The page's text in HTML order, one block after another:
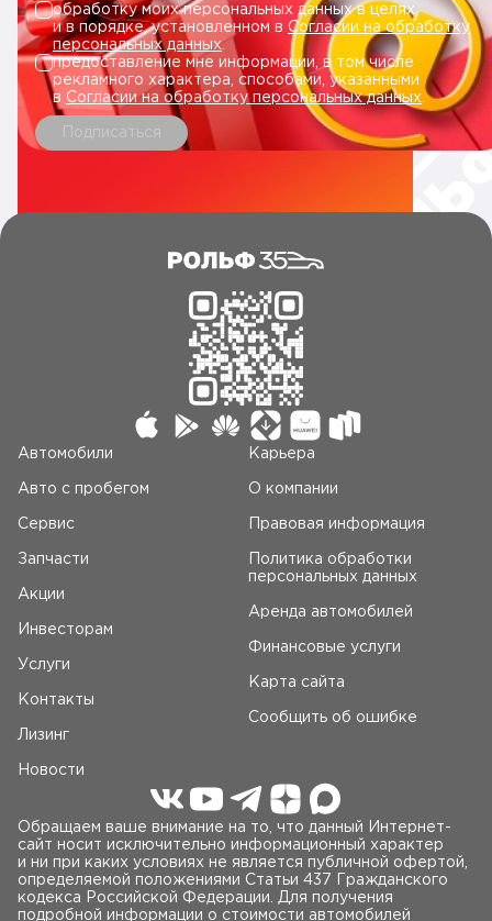
обработку моих персональных данных в целях
и в порядке, установленном в Согласии на обработку
персональных данных.
предоставление мне информации, в том числе
рекламного характера, способами, указанными
в Согласии на обработку персональных данных
Подписаться
Автомобили
Авто c пробегом
Сервис
Запчасти
Акции
Инвесторам
Услуги
Контакты
Лизинг
Новости
Карьера
О компании
Правовая информация
Политика обработки
персональных данных
Аренда автомобилей
Финансовые услуги
Карта сайта
Сообщить об ошибке
Обращаем ваше внимание на то, что данный Интернет-
сайт носит исключительно информационный характер
и ни при каких условиях не является публичной офертой,
определяемой положениями Статьи 437 Гражданского
кодекса Российской Федерации. Для получения
подробной информации о стоимости автомобилей